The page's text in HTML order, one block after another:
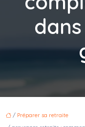
/ Préparer sa retraite